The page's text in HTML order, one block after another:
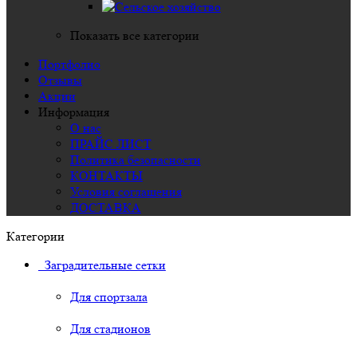
Показать все категории
Портфолио
Отзывы
Акции
Информация
О нас
ПРАЙС ЛИСТ
Политика безопасности
КОНТАКТЫ
Условия соглашения
ДОСТАВКА
Категории
Заградительные сетки
Для спортзала
Для стадионов